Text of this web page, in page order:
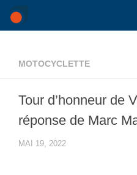
Skip to content
MOTOCYCLETTE
Tour d’honneur de
réponse de Marc
MAI 19, 2022